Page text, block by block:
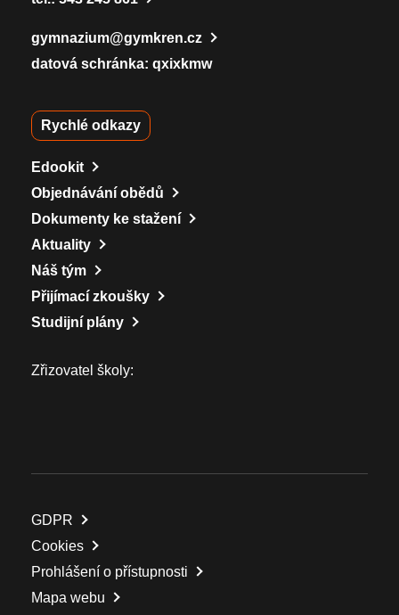
gymnazium@gymkren.cz
datová schránka: qxixkmw
Rychlé odkazy
Edookit
Objednávání obědů
Dokumenty ke stažení
Aktuality
Náš tým
Přijímací zkoušky
Studijní plány
Zřizovatel školy:
GDPR
Cookies
Prohlášení o přístupnosti
Mapa webu